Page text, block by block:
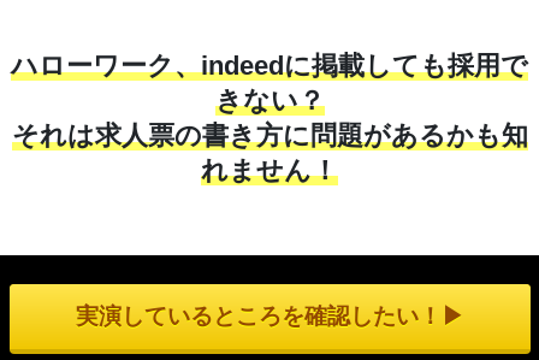
ハローワーク、indeedに掲載しても採用で
きない？
それは求人票の書き方に問題があるかも知
れません！
実演しているところを確認したい！▶︎